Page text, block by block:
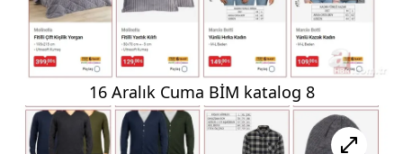
16 Aralık Cuma BİM katalog 8